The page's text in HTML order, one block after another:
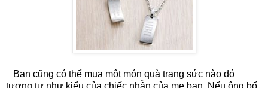
Bạn cũng có thể mua một món quà trang sức nào đó
tương tự như kiểu của chiếc nhẫn của mẹ bạn. Nếu ông bố